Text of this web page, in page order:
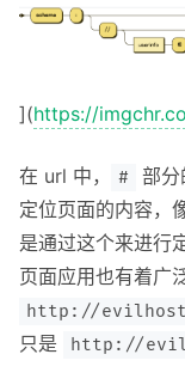
](https://
在 url 中， #
部
定位页面的内容，
是通过这个来进行
页面应用也有着广
http://
只是
http://